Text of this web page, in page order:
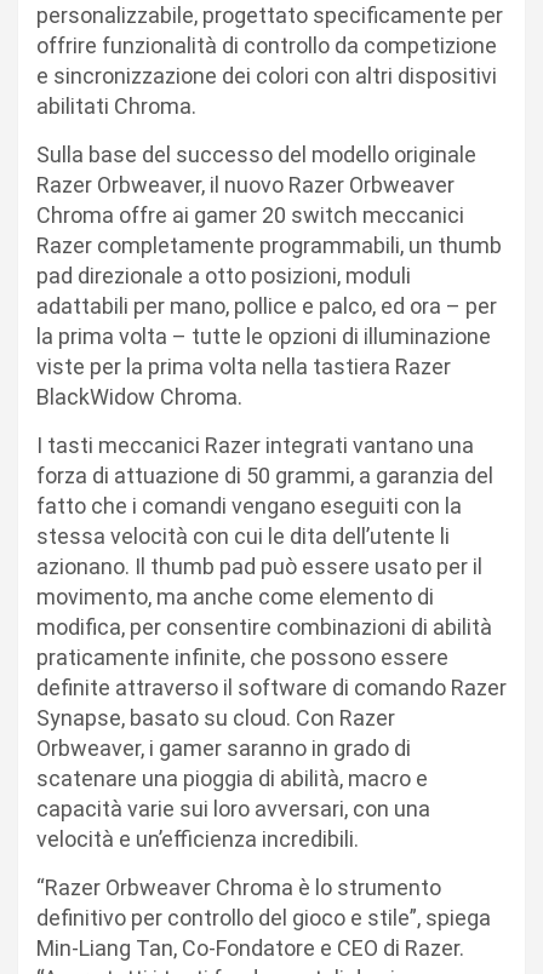
personalizzabile, progettato specificamente per
offrire funzionalità di controllo da competizione
e sincronizzazione dei colori con altri dispositivi
abilitati Chroma.
Sulla base del successo del modello originale
Razer Orbweaver, il nuovo Razer Orbweaver
Chroma offre ai gamer 20 switch meccanici
Razer completamente programmabili, un thumb
pad direzionale a otto posizioni, moduli
adattabili per mano, pollice e palco, ed ora – per
la prima volta – tutte le opzioni di illuminazione
viste per la prima volta nella tastiera Razer
BlackWidow Chroma.
I tasti meccanici Razer integrati vantano una
forza di attuazione di 50 grammi, a garanzia del
fatto che i comandi vengano eseguiti con la
stessa velocità con cui le dita dell’utente li
azionano. Il thumb pad può essere usato per il
movimento, ma anche come elemento di
modifica, per consentire combinazioni di abilità
praticamente infinite, che possono essere
definite attraverso il software di comando Razer
Synapse, basato su cloud. Con Razer
Orbweaver, i gamer saranno in grado di
scatenare una pioggia di abilità, macro e
capacità varie sui loro avversari, con una
velocità e un’efficienza incredibili.
“Razer Orbweaver Chroma è lo strumento
definitivo per controllo del gioco e stile”, spiega
Min-Liang Tan, Co-Fondatore e CEO di Razer.